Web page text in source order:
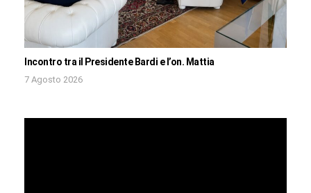
Incontro tra il Presidente Bardi e l’on. Mattia
7 Agosto 2026